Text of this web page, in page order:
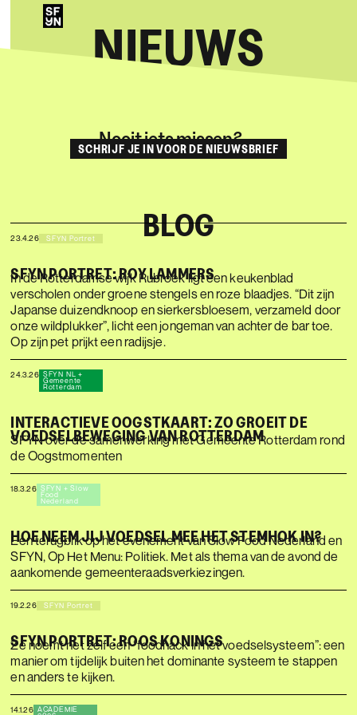
NIEUWS
Nooit iets missen?
SCHRIJF JE IN VOOR DE NIEUWSBRIEF
BLOG
23.4.26 SFYN Portret
SFYN PORTRET: ROY LAMMERS
In de Rotterdamse wijk Rubroek ligt een keukenblad
verscholen onder groene stengels en roze blaadjes. “Dit zijn
Japanse duizendknoop en sierkersbloesem, verzameld door
onze wildplukker”, licht een jongeman van achter de bar toe.
Op zijn pet prijkt een radijsje.
24.3.26 SFYN NL +
Gemeente
Rotterdam
INTERACTIEVE OOGSTKAART: ZO GROEIT DE
VOEDSELBEWEGING VAN ROTTERDAM
SFYN over de samenwerking met Gemeente Rotterdam rond
de Oogstmomenten
18.3.26 SFYN + Slow
Food
Nederland
HOE NEEM JIJ VOEDSEL MEE HET STEMHOK IN?
Een terugblik op het evenement van Slow Food Nederland en
SFYN, Op Het Menu: Politiek. Met als thema van de avond de
aankomende gemeenteraadsverkiezingen.
19.2.26 SFYN Portret
SFYN PORTRET: ROOS KONINGS
Ze noemt het zelf een “foodhack in het voedselsysteem”: een
manier om tijdelijk buiten het dominante systeem te stappen
en anders te kijken.
14.1.26 ACADEMIE